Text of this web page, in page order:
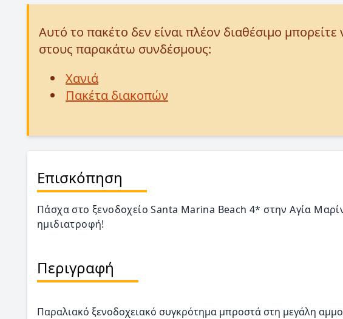
Αυτό το πακέτο δεν είναι πλέον διαθέσιμο μπορείτε
στους παρακάτω συνδέσμους:
Χανιά
Πακέτα διακοπών
Επισκόπηση
Πάσχα στο ξενοδοχείο Santa Marina Beach 4* στην Αγία
ημιδιατροφή!
Περιγραφή
Παραλιακό ξενοδοχειακό συγκρότημα μπροστά στη μεγάλη